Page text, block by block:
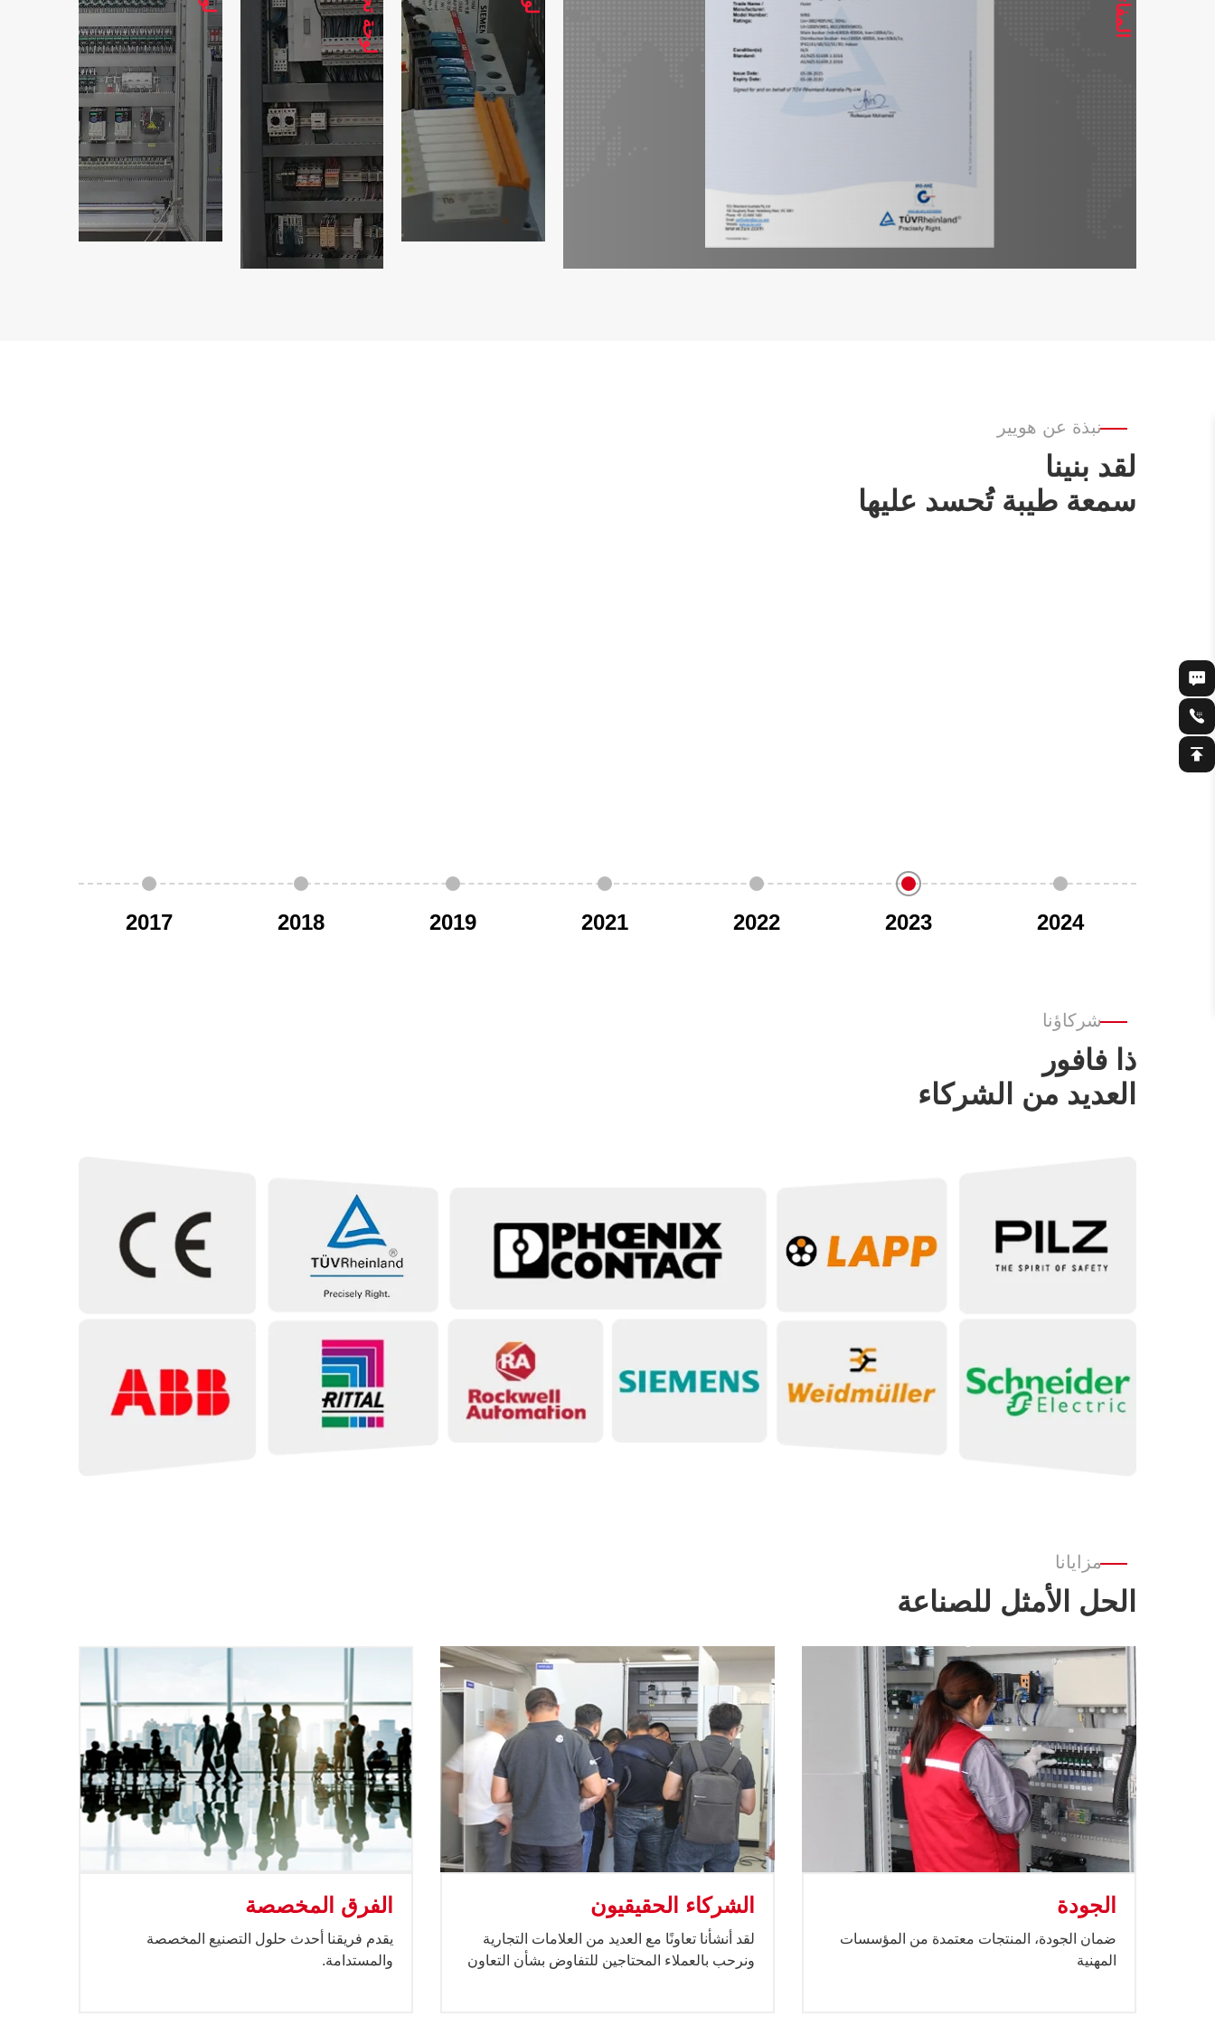
نبذة عن هويير
لقد بنينا
سمعة طيبة تُحسد عليها
2024
2023
2022
2021
2019
2018
2017
شركاؤنا
ذا فافور
العديد من الشركاء
مزايانا
الحل الأمثل للصناعة
الفرق المخصصة
يقدم فريقنا أحدث حلول التصنيع المخصصة
والمستدامة.
الشركاء الحقيقيون
لقد أنشأنا تعاونًا مع العديد من العلامات التجارية
ونرحب بالعملاء المحتاجين للتفاوض بشأن التعاون
الجودة
ضمان الجودة، المنتجات معتمدة من المؤسسات
المهنية